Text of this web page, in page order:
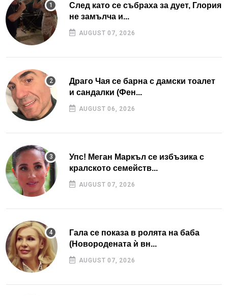
След като се събраха за дует, Глория
не замълча и...
AUGUST 07, 2026
Драго Чая се барна с дамски тоалет
и сандалки (Фен...
AUGUST 06, 2026
Упс! Меган Маркъл се избъзика с
кралското семейств...
AUGUST 07, 2026
Гала се показа в ролята на баба
(Новородената ѝ вн...
AUGUST 07, 2026